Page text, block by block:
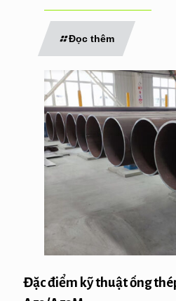
Đọc thêm
Đặc điểm kỹ thuật ống